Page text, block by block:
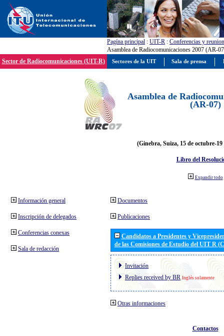
Pagína principal : UIT-R : Conferencias y
Asamblea de Radiocomunicaciones 2007 (AR-
Sector de Radiocomunicaciones (UIT-R)
Asamblea de
(AR-07)
(Ginebra, Suiza, 15 de octubre-19
Libro del
Expandir todo
Información general
Inscripción de delegados
Conferencias conexas
Sala de redacción
Documentos
Publicaciones
Candidatos a Presidentes y
de las Comisiones de Estudio del UIT R
Invitación
Replies received by BR Inglés solamente
Otras informaciones
Contactos
Sectores de la UIT Sala de prensa